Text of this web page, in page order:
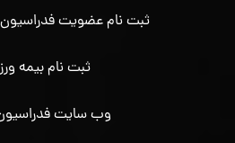
ثبت نام عضویت
ثبت نام بیمه
وب سایت